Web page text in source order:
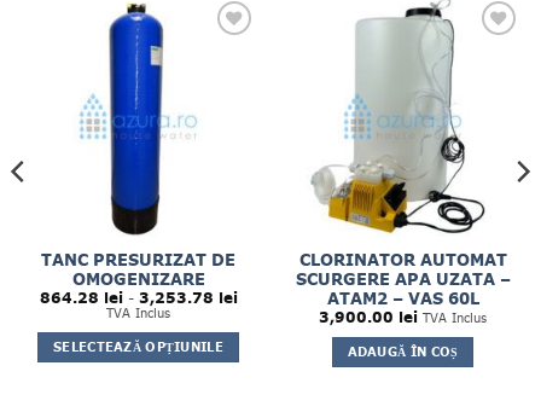
TANC PRESURIZAT DE
OMOGENIZARE
864.28 lei - 3,253.78 leiInterval
la
TVA Inclus
SELECTEAZĂ OPȚIUNILE
CLORINATOR AUTOMAT
SCURGERE APA UZATA –
ATAM2 – VAS 60L
3,900.00 lei TVA Inclus
ADAUGĂ ÎN COȘ